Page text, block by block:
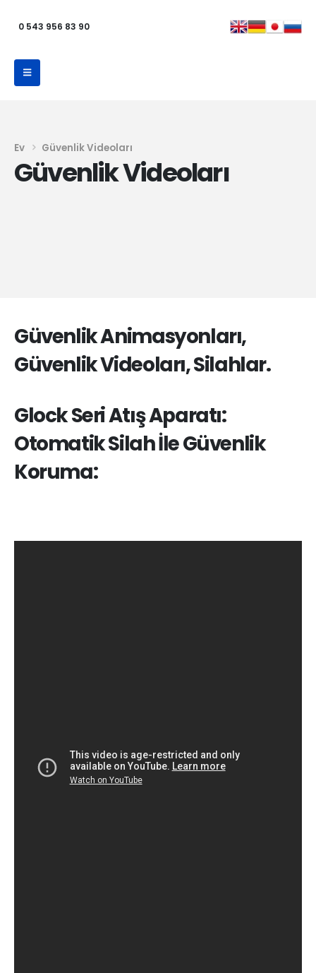
0 543 956 83 90
Ev Güvenlik Videoları
Güvenlik Videoları
Güvenlik Animasyonları,
Güvenlik Videoları, Silahlar.
Glock Seri Atış Aparatı:
Otomatik Silah İle Güvenlik
Koruma: